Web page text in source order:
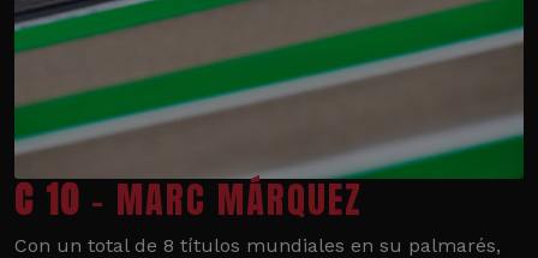
C 10 - MARC MÁRQUEZ
Con un total de 8 títulos mundiales en su palmarés,